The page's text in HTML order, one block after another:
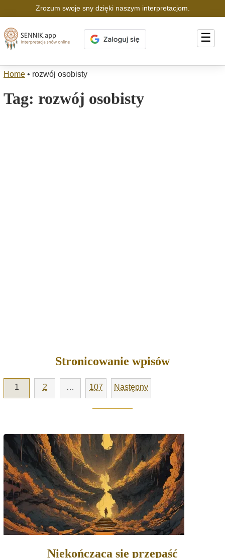
Zrozum swoje sny dzięki naszym interpretacjom.
☰
Home • rozwój osobisty
Tag: rozwój osobisty
Stronicowanie wpisów
1 2 … 107 Następny
Niekończąca się przepaść